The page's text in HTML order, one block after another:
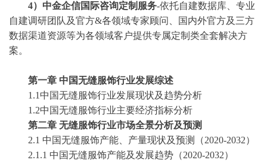
4）中金企信国际咨询定制服务-依托自建数据库、专业
自建调研团队及官方&各领域专家顾问、国内外官方及三方
数据渠道资源等为各领域客户提供专属定制类全套解决方
案。
第一章 中国无缝服饰行业发展综述
1.1中国无缝服饰行业发展现状及趋势分析
1.2中国无缝服饰行业主要经济指标分析
第二章 无缝服饰行业市场全景分析及预测
2.1 中国无缝服饰产能、产量现状及预测（2020-2032）
2.1.1 中国无缝服饰产能及发展趋势（2020-2032）